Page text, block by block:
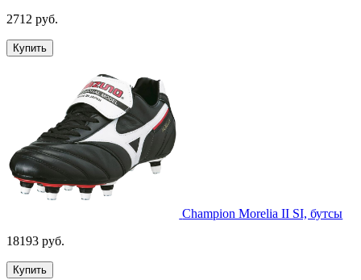
2712 руб.
Купить
Champion Morelia II SI, бутсы
18193 руб.
Купить